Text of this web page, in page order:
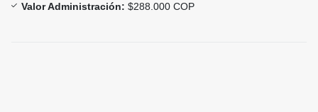
Valor Administración: $288.000 COP